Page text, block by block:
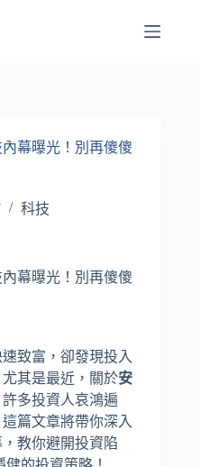
幕曝光！別再傻傻
科技
幕曝光！別再傻傻
致富，卻發現投入
其是最近，關於安
多投資人哀鴻遍
篇文章將帶你深入
教你避開投資陷